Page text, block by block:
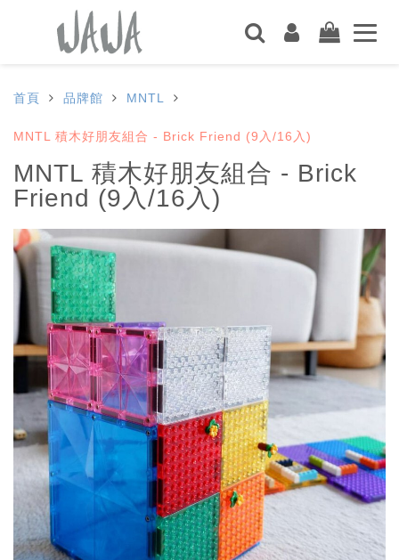
首頁 品牌館 MNTL
MNTL 積木好朋友組合 - Brick Friend (9入/16入)
MNTL 積木好朋友組合 - Brick
Friend (9入/16入)